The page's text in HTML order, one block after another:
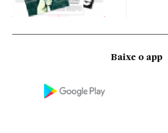
Baixe o app